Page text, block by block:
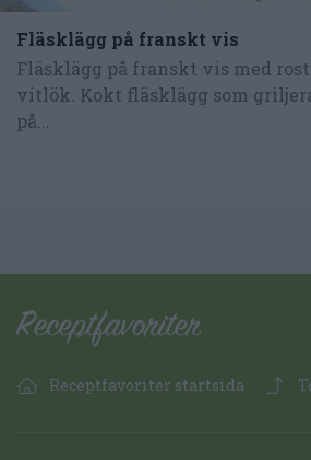
Fläsklägg på franskt vis
Fläsklägg på franskt vis med
vitlök. Kokt fläsklägg som
på...
Receptfavoriter startsida